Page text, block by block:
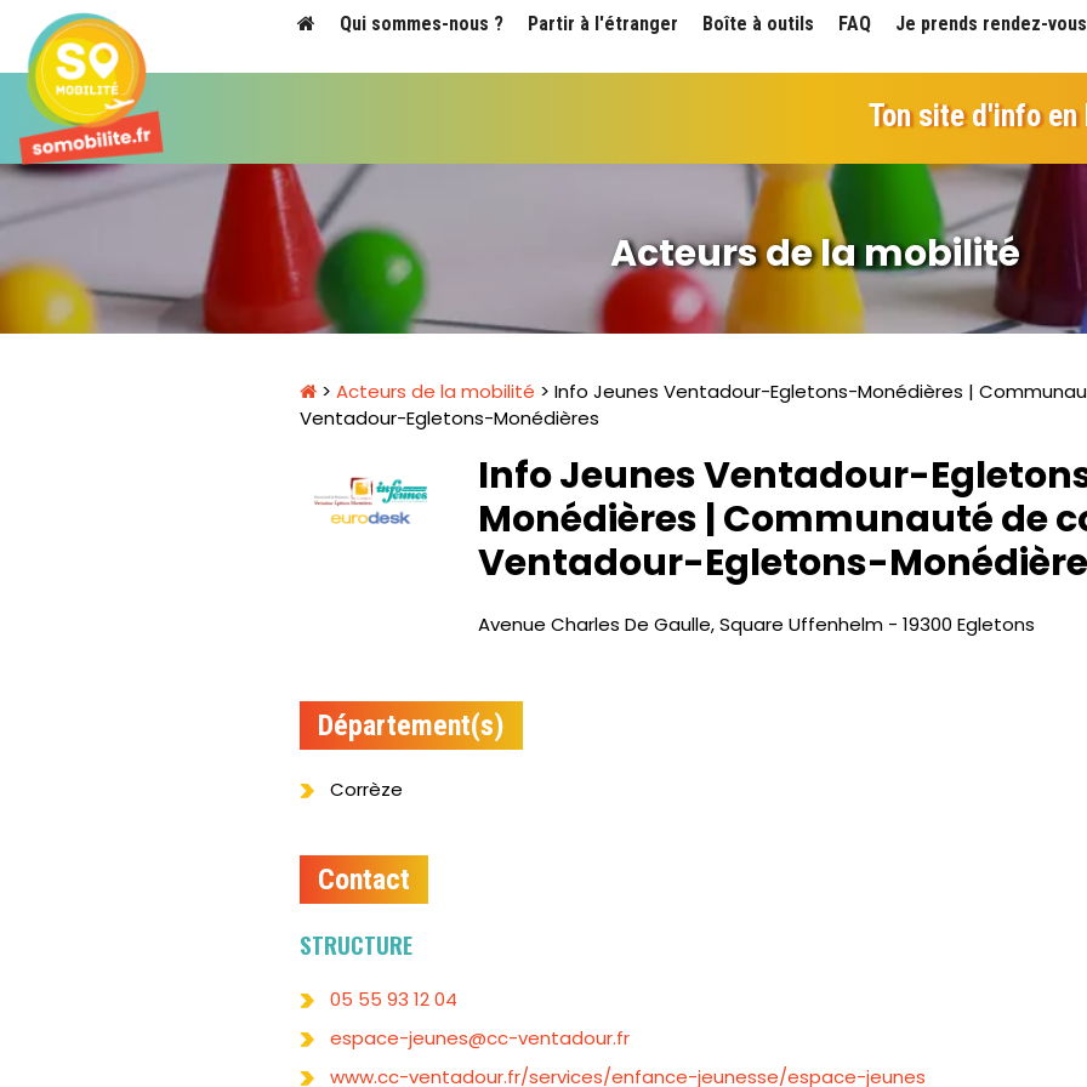
Qui sommes-nous ? Partir à l'étranger Boîte à outils FAQ Je prends rendez-vous
Ton site d'info
Acteurs de la mobilité
> Acteurs de la mobilité > Info Jeunes Ventadour-Egletons-Monédières |
Ventadour-Egletons-Monédières
Info Jeunes Ventadour-
Monédières | Communauté de
Ventadour-Egletons-
Avenue Charles De Gaulle, Square Uffenhelm - 19300 Egletons
Département(s)
Corrèze
Contact
STRUCTURE
05 55 93 12 04
espace-jeunes@cc-ventadour.fr
www.cc-ventadour.fr/services/enfance-jeunesse/espace-jeunes